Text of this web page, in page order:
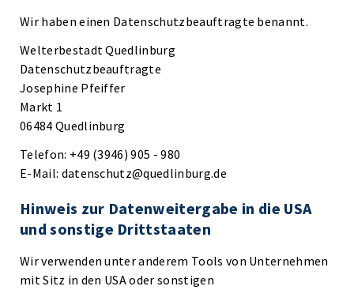
Wir haben einen Datenschutzbeauftragte benannt.
Welterbestadt Quedlinburg
Datenschutzbeauftragte
Josephine Pfeiffer
Markt 1
06484 Quedlinburg
Telefon: +49 (3946) 905 - 980
E-Mail: datenschutz@quedlinburg.de
Hinweis zur Datenweitergabe in die USA
und sonstige Drittstaaten
Wir verwenden unter anderem Tools von Unternehmen
mit Sitz in den USA oder sonstigen